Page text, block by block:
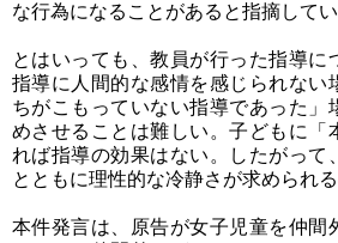
な行為になることがあると指摘してい
とはいっても、教員が行った指導に
指導に人間的な感情を感じられない
ちがこもっていない指導であった」
めさせることは難しい。子どもに「
れば指導の効果はない。したがって
とともに理性的な冷静さが求められる
本件発言は、原告が女子児童を仲間